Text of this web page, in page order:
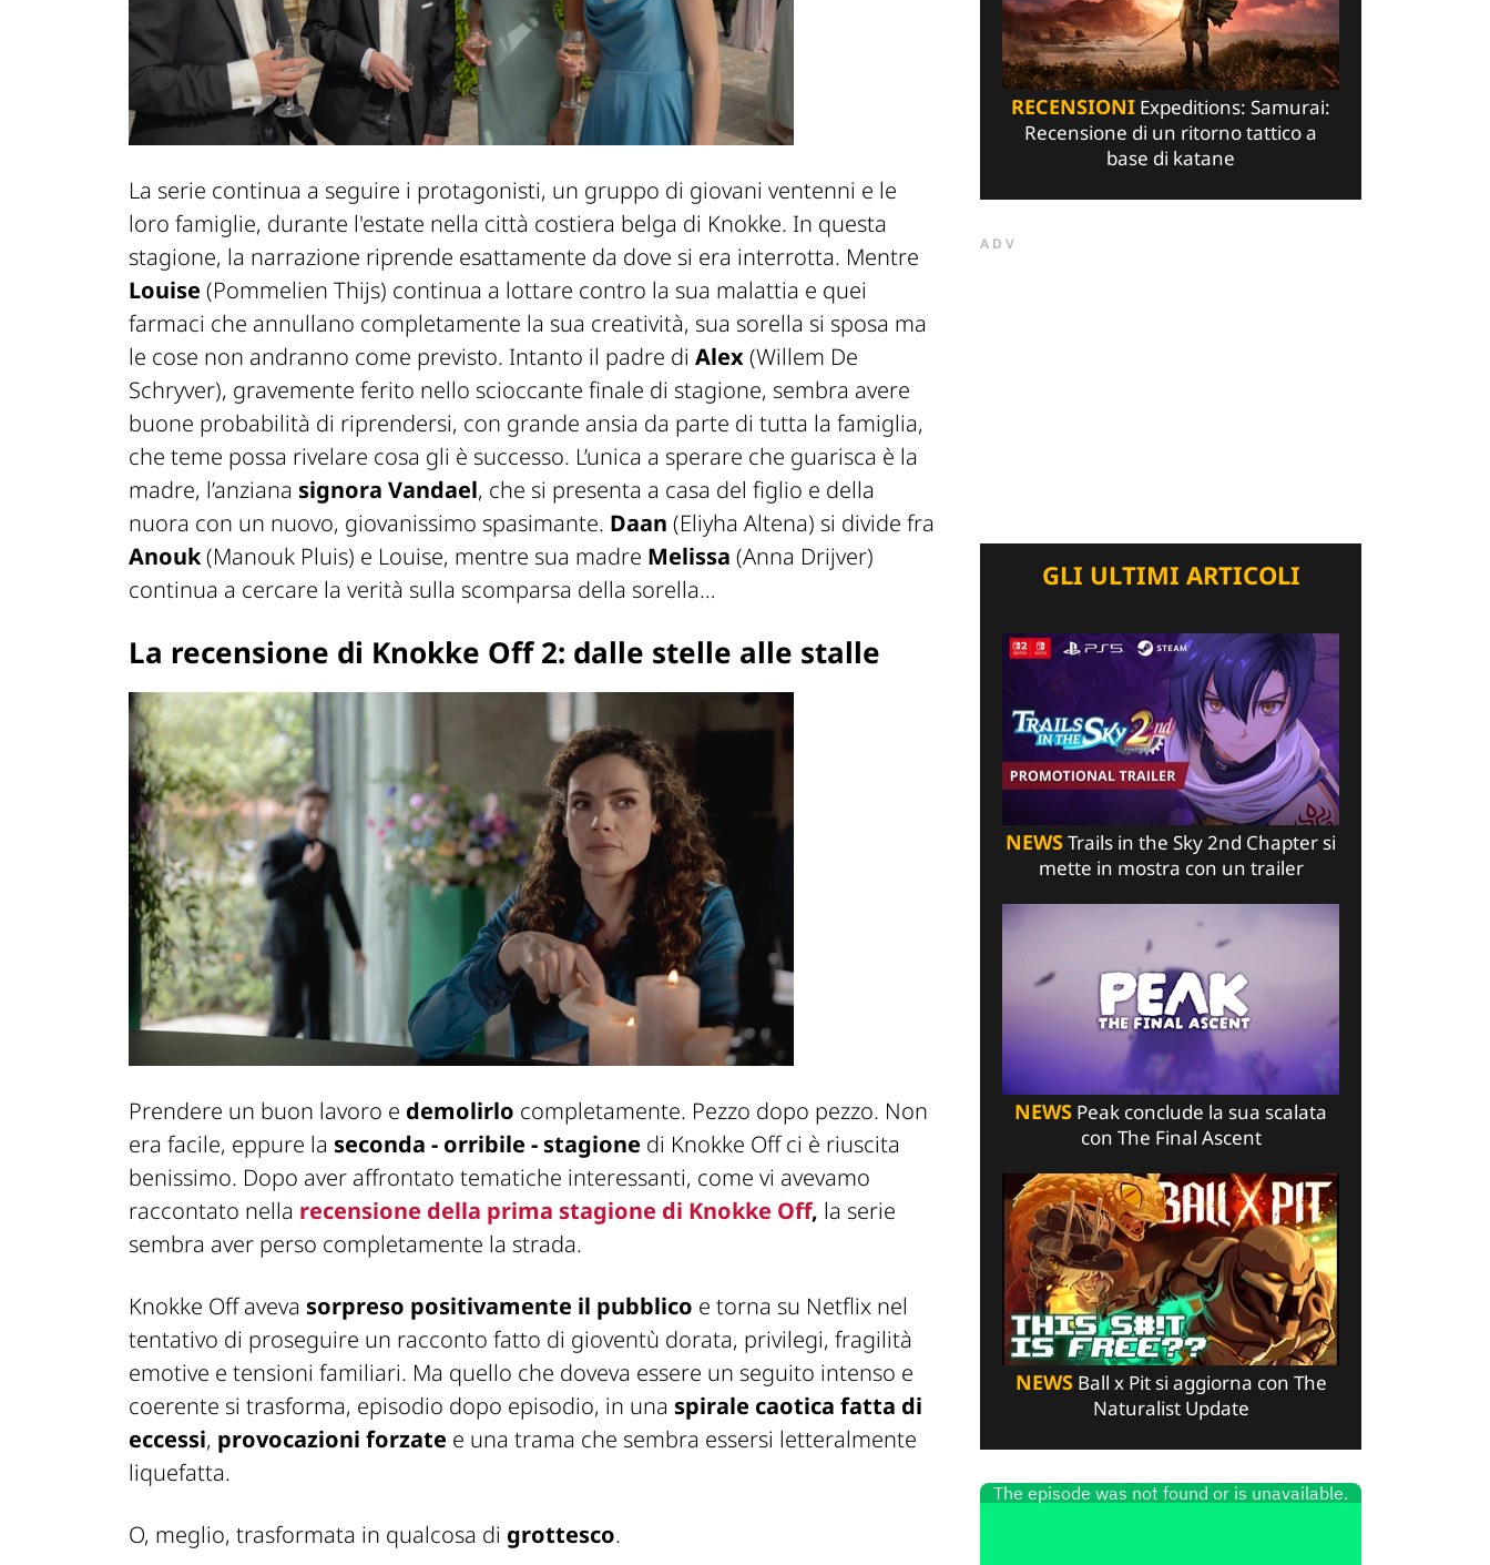
La serie continua a seguire i protagonisti, un gruppo di giovani ventenni e le
loro famiglie, durante l'estate nella città costiera belga di Knokke. In questa
stagione, la narrazione riprende esattamente da dove si era interrotta. Mentre
Louise (Pommelien Thijs) continua a lottare contro la sua malattia e quei
farmaci che annullano completamente la sua creatività, sua sorella si sposa ma
le cose non andranno come previsto. Intanto il padre di Alex(Willem De
Schryver), gravemente ferito nello scioccante finale di stagione, sembra avere
buone probabilità di riprendersi, con grande ansia da parte di tutta la famiglia,
che teme possa rivelare cosa gli è successo. L’unica a sperare che guarisca è la
madre, l’anziana signora Vandael, che si presenta a casa del figlio e della
nuora con un nuovo, giovanissimo spasimante. Daan (Eliyha Altena) si divide fra
Anouk(Manouk Pluis) e Louise, mentre sua madre Melissa (Anna Drijver)
continua a cercare la verità sulla scomparsa della sorella…
La recensione di Knokke Off 2: dalle stelle alle stalle
Prendere un buon lavoro e demolirlo completamente. Pezzo dopo pezzo. Non
era facile, eppure la seconda - orribile - stagione di Knokke Off ci è riuscita
benissimo. Dopo aver affrontato tematiche interessanti, come vi avevamo
raccontato nella recensione della prima stagione di Knokke Off, la serie
sembra aver perso completamente la strada.
Knokke Off aveva sorpreso positivamente il pubblico e torna su Netflix nel
tentativo di proseguire un racconto fatto di gioventù dorata, privilegi, fragilità
emotive e tensioni familiari. Ma quello che doveva essere un seguito intenso e
coerente si trasforma, episodio dopo episodio, in una spirale caotica fatta di
eccessi, provocazioni forzate e una trama che sembra essersi letteralmente
liquefatta.
O, meglio, trasformata in qualcosa di grottesco.
RECENSIONI Expeditions: Samurai:
Recensione di un ritorno tattico a
base di katane
ADV
GLI ULTIMI ARTICOLI
NEWSTrails in the Sky 2nd Chapter si
mette in mostra con un trailer
NEWS Peak conclude la sua scalata
con The Final Ascent
NEWSBall x Pit si aggiorna con The
Naturalist Update